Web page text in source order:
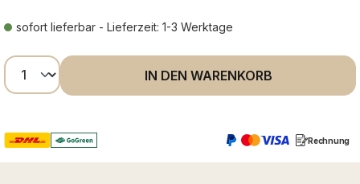
sofort lieferbar - Lieferzeit: 1-3 Werktage
Produkt Anzahl: Gib den gewünschten
IN DEN WARENKORB
Rechnung